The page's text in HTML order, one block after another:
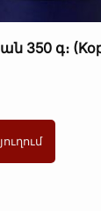
350 գ։